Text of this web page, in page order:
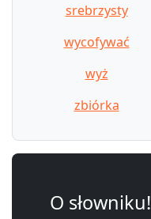
srebrzysty
wycofywać
wyż
zbiórka
O słowniku!